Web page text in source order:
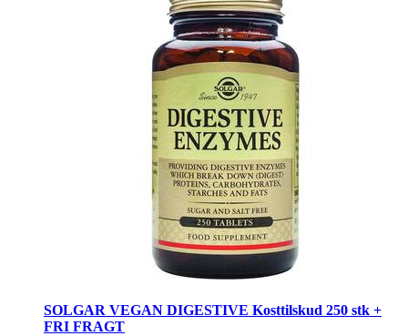
SOLGAR VEGAN DIGESTIVE Kosttilskud 250 stk +
FRI FRAGT